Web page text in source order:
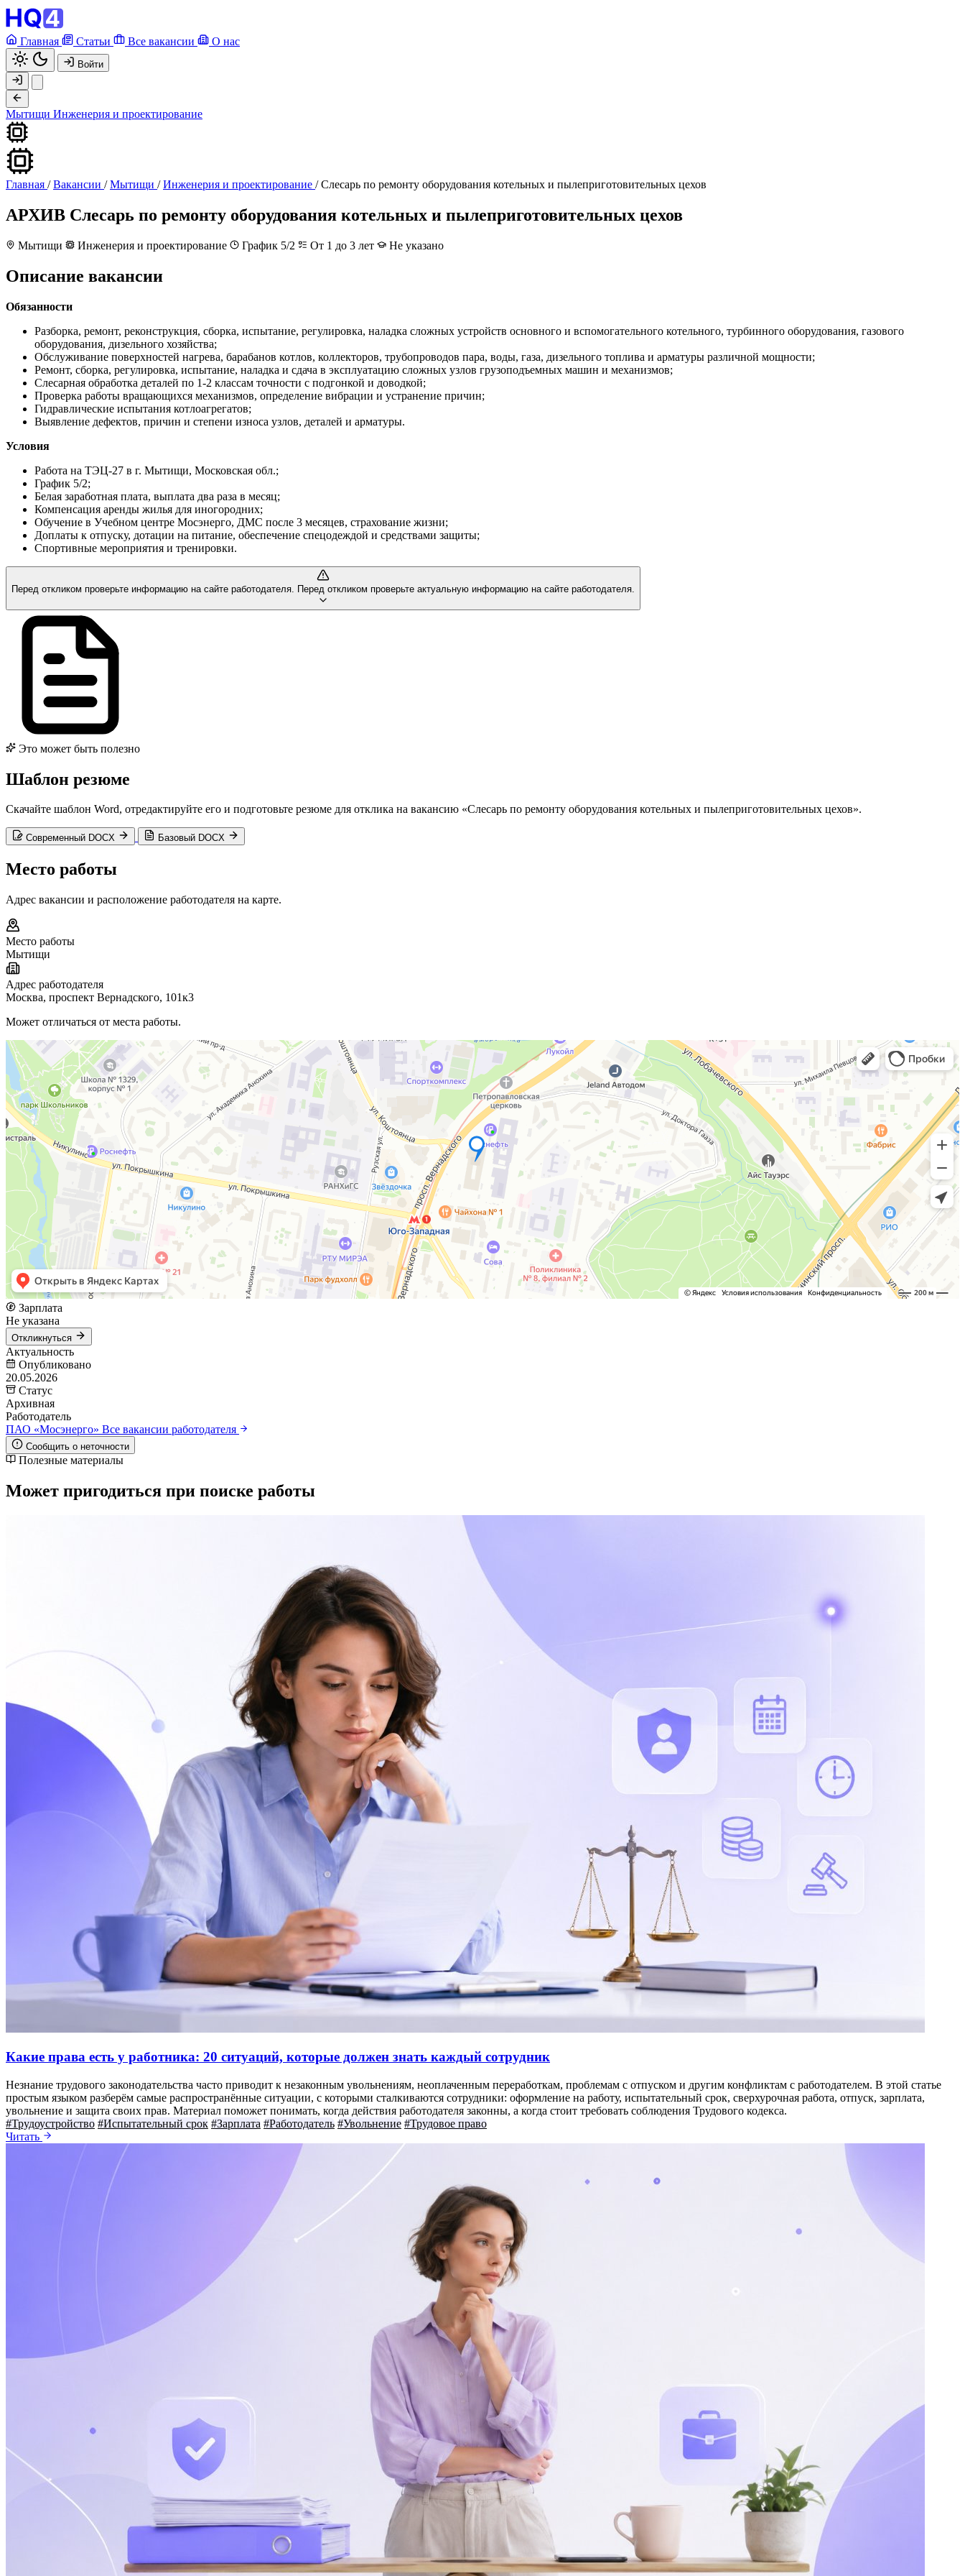
Главная Статьи Все вакансии О нас
Войти
Мытищи Инженерия и проектирование
Главная / Вакансии / Мытищи / Инженерия и проектирование / Слесарь по ремонту оборудования котельных и пылеприготовительных цехов
АРХИВ Слесарь по ремонту оборудования котельных и пылеприготовительных цехов
Мытищи Инженерия и проектирование График 5/2 От 1 до 3 лет Не указано
Описание вакансии
Обязанности
Разборка, ремонт, реконструкция, сборка, испытание, регулировка, наладка сложных устройств основного и вспомогательного котельного, турбинного оборудования, газового
оборудования, дизельного хозяйства;
Обслуживание поверхностей нагрева, барабанов котлов, коллекторов, трубопроводов пара, воды, газа, дизельного топлива и арматуры различной мощности;
Ремонт, сборка, регулировка, испытание, наладка и сдача в эксплуатацию сложных узлов грузоподъемных машин и механизмов;
Слесарная обработка деталей по 1-2 классам точности с подгонкой и доводкой;
Проверка работы вращающихся механизмов, определение вибрации и устранение причин;
Гидравлические испытания котлоагрегатов;
Выявление дефектов, причин и степени износа узлов, деталей и арматуры.
Условия
Работа на ТЭЦ-27 в г. Мытищи, Московская обл.;
График 5/2;
Белая заработная плата, выплата два раза в месяц;
Компенсация аренды жилья для иногородних;
Обучение в Учебном центре Мосэнерго, ДМС после 3 месяцев, страхование жизни;
Доплаты к отпуску, дотации на питание, обеспечение спецодеждой и средствами защиты;
Спортивные мероприятия и тренировки.
Перед откликом проверьте информацию на сайте работодателя. Перед откликом проверьте актуальную информацию на сайте работодателя.
Это может быть полезно
Шаблон резюме
Скачайте шаблон Word, отредактируйте его и подготовьте резюме для отклика на вакансию «Слесарь по ремонту оборудования котельных и пылеприготовительных цехов».
Современный DOCX Базовый DOCX
Место работы
Адрес вакансии и расположение работодателя на карте.
Место работы
Мытищи
Адрес работодателя
Москва, проспект Вернадского, 101к3
Может отличаться от места работы.
Зарплата
Не указана
Откликнуться
Актуальность
Опубликовано
20.05.2026
Статус
Архивная
Работодатель
ПАО «Мосэнерго» Все вакансии работодателя
Сообщить о неточности
Полезные материалы
Может пригодиться при поиске работы
Какие права есть у работника: 20 ситуаций, которые должен знать каждый сотрудник
Незнание трудового законодательства часто приводит к незаконным увольнениям, неоплаченным переработкам, проблемам с отпуском и другим конфликтам с работодателем. В этой статье
простым языком разберём самые распространённые ситуации, с которыми сталкиваются сотрудники: оформление на работу, испытательный срок, сверхурочная работа, отпуск, зарплата,
увольнение и защита своих прав. Материал поможет понимать, когда действия работодателя законны, а когда стоит требовать соблюдения Трудового кодекса.
#Трудоустройство #Испытательный срок #Зарплата #Работодатель #Увольнение #Трудовое право
Читать